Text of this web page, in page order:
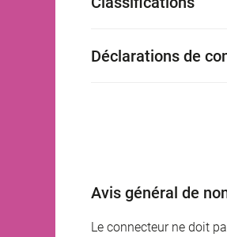
Déclarations de
Avis général de
Le connecteur ne doit